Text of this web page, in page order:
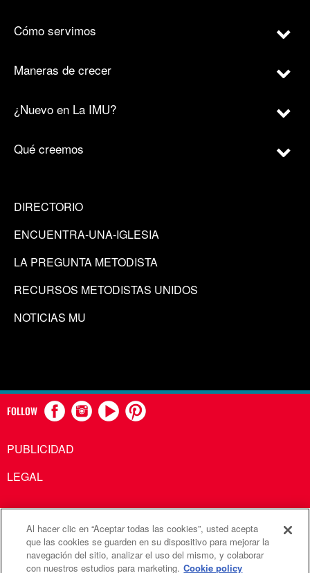
Cómo servimos
Maneras de crecer
¿Nuevo en La IMU?
Qué creemos
DIRECTORIO
ENCUENTRA-UNA-IGLESIA
LA PREGUNTA METODISTA
RECURSOS METODISTAS UNIDOS
NOTICIAS MU
FOLLOW
PUBLICIDAD
LEGAL
Comunicaciones Metodistas Unidas es una agencia de la
Iglesia Metodista Unida
Al hacer clic en “Aceptar todas las cookies”, usted acepta
que las cookies se guarden en su dispositivo para mejorar la
navegación del sitio, analizar el uso del mismo, y colaborar
con nuestros estudios para marketing. Cookie policy